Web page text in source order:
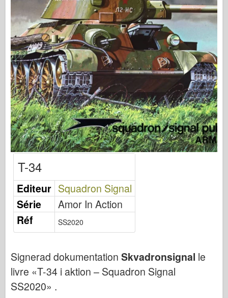
Osprey Förlag
Skvadronsignal
Tankpower
Lastbilar & Tankar
Waffen-Arsenal
Wydawnictwo Militaria
Maquettes (maquettes)
Academy
Ace Modeller
AFV-klubb
Airfix
Flygvapnet
AZ-modell
Svart hund
Bronco
Dnepromodel (dnepromodel)
Dragon
T-34
Editeur Squadron Signal
Série
Amor In Action
Réf
SS2020
Signerad dokumentation Skvadronsignal le
livre «T-34 i aktion – Squadron Signal
SS2020» .